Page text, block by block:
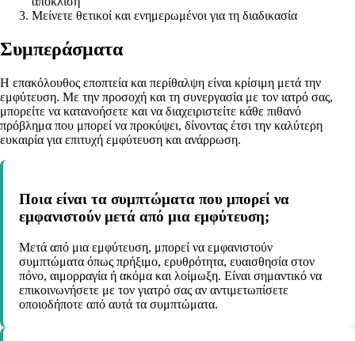
Μείνετε θετικοί και ενημερωμένοι για τη διαδικασία
Συμπεράσματα
Η επακόλουθος εποπτεία και περίθαλψη είναι κρίσιμη μετά την
εμφύτευση. Με την προσοχή και τη συνεργασία με τον ιατρό σας,
μπορείτε να κατανοήσετε και να διαχειριστείτε κάθε πιθανό
πρόβλημα που μπορεί να προκύψει, δίνοντας έτσι την καλύτερη
ευκαιρία για επιτυχή εμφύτευση και ανάρρωση.
Ποια είναι τα συμπτώματα που μπορεί να
εμφανιστούν μετά από μια εμφύτευση;
Μετά από μια εμφύτευση, μπορεί να εμφανιστούν
συμπτώματα όπως πρήξιμο, ερυθρότητα, ευαισθησία στον
πόνο, αιμορραγία ή ακόμα και λοίμωξη. Είναι σημαντικό να
επικοινωνήσετε με τον γιατρό σας αν αντιμετωπίσετε
οποιοδήποτε από αυτά τα συμπτώματα.